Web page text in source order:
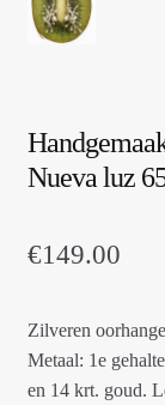
Nueva luz
€149.00
Zilveren
Metaal: 1e
en 14 krt. goud.